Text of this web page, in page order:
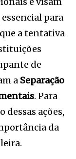
essencial para
a tentativa
de
a Separação
. Para
ações,
da